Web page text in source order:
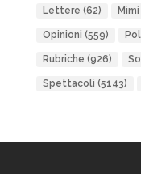
Lettere (62) Mimì
Opinioni (559)
Rubriche (926)
Spettacoli (5143)